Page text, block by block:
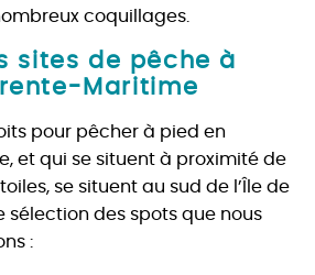
coquillages.
sites de pêche à
Maritime
pour pêcher à pied en
et qui se situent à proximité de
se situent au sud de l’Île de
sélection des spots que nous
: